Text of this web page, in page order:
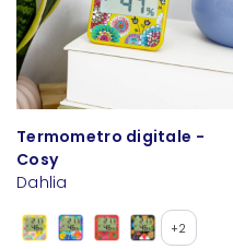
Termometro digitale -
Cosy
Dahlia
+2